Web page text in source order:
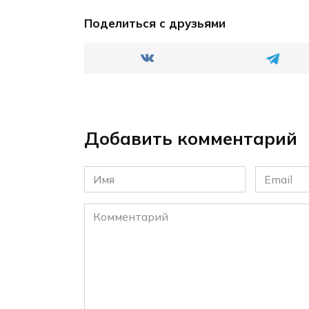
Поделиться с друзьями
Добавить комментарий
Имя
*
Email
*
Комментарий